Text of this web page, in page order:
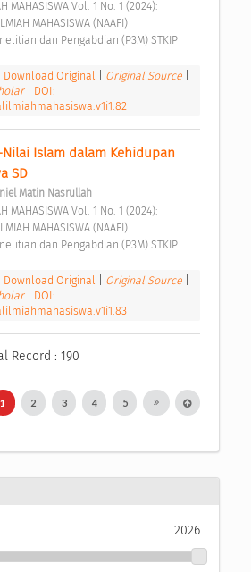
MAHASISWA (NAAFI)
dan Pengabdian (P3M) STKIP
Download Original Original Source
DOI:
Islam dalam Kehidupan
SD
Matin Nasrullah
MAHASISWA (NAAFI)
dan Pengabdian (P3M) STKIP
Download Original Original Source
DOI:
Record : 190
1 2 3 4 5
2026